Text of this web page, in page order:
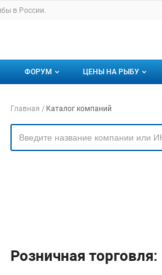
по сайту fishretail.ru
в России.
пользователя
сайта fishretail.ru
ФОРУМ
Избранные
С моим участием
ЦЕНЫ НА РЫБУ
Актуальные
Динамика цен
Навигация по
Главная Каталог компаний
Розничная